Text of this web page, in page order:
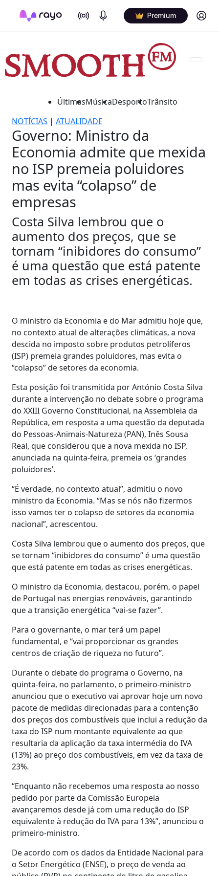
On Air Podcasts Premium Log in
ÚltimasMúsicaDesportoTrânsito
NOTÍCIAS | ATUALIDADE
Governo: Ministro da
Economia admite que mexida
no ISP premeia poluidores
mas evita “colapso” de
empresas
Costa Silva lembrou que o
aumento dos preços, que se
tornam “inibidores do consumo”
é uma questão que está patente
em todas as crises energéticas.
O ministro da Economia e do Mar admitiu hoje que,
no contexto atual de alterações climáticas, a nova
descida no imposto sobre produtos petrolíferos
(ISP) premeia grandes poluidores, mas evita o
“colapso” de setores da economia.
Esta posição foi transmitida por António Costa Silva
durante a intervenção no debate sobre o programa
do XXIII Governo Constitucional, na Assembleia da
República, em resposta a uma questão da deputada
do Pessoas-Animais-Natureza (PAN), Inês Sousa
Real, que considerou que a nova mexida no ISP,
anunciada na quinta-feira, premeia os ‘grandes
poluidores’.
“É verdade, no contexto atual”, admitiu o novo
ministro da Economia. “Mas se nós não fizermos
isso vamos ter o colapso de setores da economia
nacional”, acrescentou.
Costa Silva lembrou que o aumento dos preços, que
se tornam “inibidores do consumo” é uma questão
que está patente em todas as crises energéticas.
O ministro da Economia, destacou, porém, o papel
de Portugal nas energias renováveis, garantindo
que a transição energética “vai-se fazer”.
Para o governante, o mar terá um papel
fundamental, e “vai proporcionar os grandes
centros de criação de riqueza no futuro”.
Durante o debate do programa o Governo, na
quinta-feira, no parlamento, o primeiro-ministro
anunciou que o executivo vai aprovar hoje um novo
pacote de medidas direcionadas para a contenção
dos preços dos combustíveis que inclui a redução da
taxa do ISP num montante equivalente ao que
resultaria da aplicação da taxa intermédia do IVA
(13%) ao preço dos combustíveis, em vez da taxa de
23%.
“Enquanto não recebemos uma resposta ao nosso
pedido por parte da Comissão Europeia
avançaremos desde já com uma redução do ISP
equivalente à redução do IVA para 13%”, anunciou o
primeiro-ministro.
De acordo com os dados da Entidade Nacional para
o Setor Energético (ENSE), o preço de venda ao